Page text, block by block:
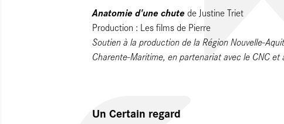
Anatomie d'une chute de Justine Triet
Production : Les films de Pierre
Soutien à la production de la Région Nouvelle-
Charente-Maritime, en partenariat avec le CNC et
Un Certain regard